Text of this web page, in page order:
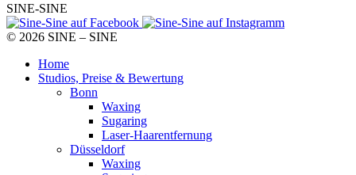
SINE-SINE
© 2026 SINE – SINE
Home
Studios, Preise & Bewertung
Bonn
Waxing
Sugaring
Laser-Haarentfernung
Düsseldorf
Waxing